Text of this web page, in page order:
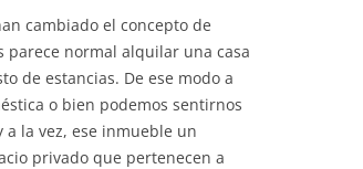
cambiado el concepto de
parece normal alquilar una casa
de estancias. De ese modo a
o bien podemos sentirnos
la vez, ese inmueble un
privado que pertenecen a